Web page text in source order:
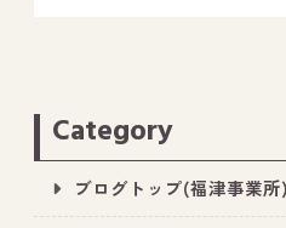
－ 鳥栖事業所のブログ
Category
ブログトップ(福津事業所)